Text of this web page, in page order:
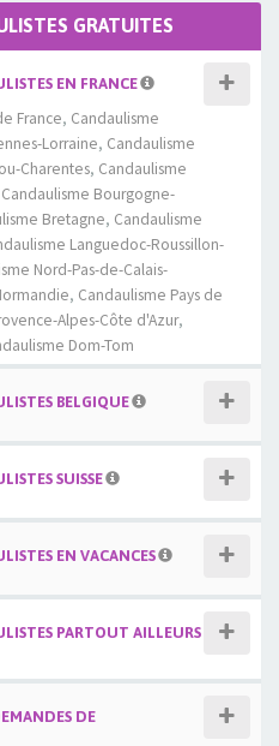
GRATUITES
EN FRANCE
France, Candaulisme
Lorraine, Candaulisme
Charentes, Candaulisme
Candaulisme Bourgogne-
Bretagne, Candaulisme
Languedoc-Roussillon-
Nord-Pas-de-Calais-
, Candaulisme Pays de
Alpes-Côte d'Azur,
Dom-Tom
BELGIQUE
SUISSE
EN VACANCES
PARTOUT AILLEURS
DE